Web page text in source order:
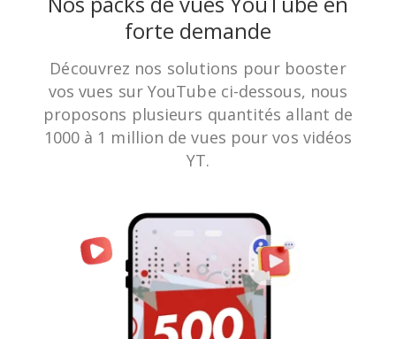
forte demande
Découvrez nos solutions pour booster
vos vues sur YouTube ci-dessous, nous
proposons plusieurs quantités allant de
1000 à 1 million de vues pour vos vidéos
YT.